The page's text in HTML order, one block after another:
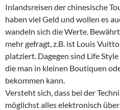
Inlandsreisen der chinesische
haben viel Geld und wollen es
wandeln sich die Werte.
mehr gefragt, z.B. ist Louis
platziert. Dagegen sind Life
die man in kleinen Boutiquen
bekommen kann.
Versteht sich, dass bei der
möglichst alles elektronisch